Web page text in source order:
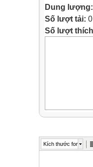
Dung lượng:
Số lượt tải: 0
Số lượt
Kích thước font